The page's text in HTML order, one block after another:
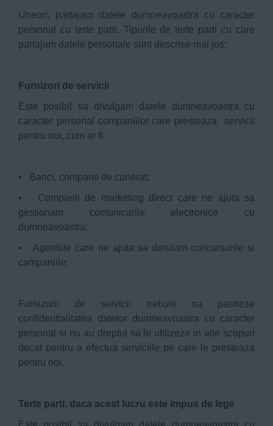
Uneori, partajam datele dumneavoastra cu caracter
personal cu terte parti. Tipurile de terte parti cu care
partajam datele personale sunt descrise mai jos:
Furnizori de servicii
Este posibil sa divulgam datele dumneavoastra cu
caracter personal companiilor care presteaza servicii
pentru noi, cum ar fi:
• Banci, companii de curierat;
• Companii de marketing direct care ne ajuta sa
gestionam comunicarile electronice cu
dumneavoastra;
• Agentiile care ne ajuta sa derulam concursurile si
campaniile;
Furnizorii de servicii trebuie sa pastreze
confidentialitatea datelor dumneavoastra cu caracter
personal si nu au dreptul sa le utilizeze in alte scopuri
decat pentru a efectua serviciile pe care le presteaza
pentru noi.
Terte parti, daca acest lucru este impus de lege